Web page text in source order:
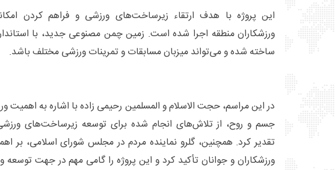
این پروژه با هدف ارتقاء زیرساخت‌های ورزشی و فراهم کردن
ورزشکاران منطقه اجرا شده است. زمین چمن مصنوعی جدید، با
ساخته شده و می‌تواند میزبان مسابقات و تمرینات ورزشی مختلف باشد.
در این مراسم، حجت الاسلام و المسلمین رحیمی زاده با اشاره به
جسم و روح، از تلاش‌های انجام شده برای توسعه زیرساخت‌های
تقدیر کرد. همچنین، گلرو نماینده مردم در مجلس شورای اسلامی، بر
ورزشکاران و جوانان تأکید کرد و این پروژه را گامی مهم در جهت توسعه